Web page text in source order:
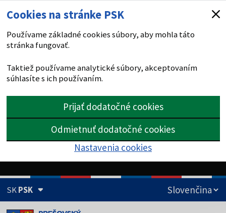
Cookies na stránke PSK
Používame základné cookies súbory, aby mohla táto
stránka fungovať.
Taktiež používame analytické súbory, akceptovaním
súhlasíte s ich používaním.
Prijať dodatočné cookies
Odmietnuť dodatočné cookies
Nastavenia cookies
SKPSK